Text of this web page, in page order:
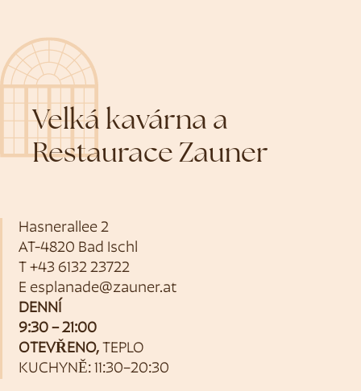
Velká kavárna a
Restaurace Zauner
Hasnerallee 2
AT-4820 Bad Ischl
T +43 6132 23722
E esplanade@zauner.at
DENNÍ
9:30 – 21:00
OTEVŘENO, TEPLO
KUCHYNĚ: 11:30–20:30